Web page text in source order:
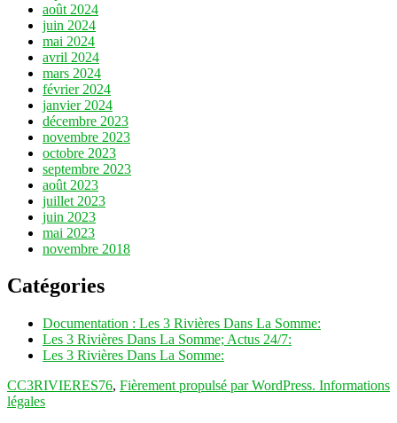
août 2024
juin 2024
mai 2024
avril 2024
mars 2024
février 2024
janvier 2024
décembre 2023
novembre 2023
octobre 2023
septembre 2023
août 2023
juillet 2023
juin 2023
mai 2023
novembre 2018
Catégories
Documentation : Les 3 Rivières Dans La Somme:
Les 3 Rivières Dans La Somme; Actus 24/7:
Les 3 Rivières Dans La Somme:
CC3RIVIERES76, Fièrement propulsé par WordPress. Informations
légales